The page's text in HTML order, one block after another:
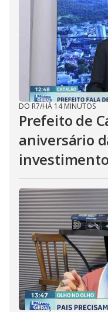
DO R7/HÁ 14 MINUTOS
Prefeito de
aniversário